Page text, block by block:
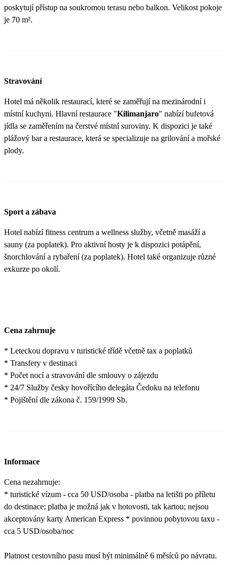
poskytují přístup na soukromou terasu nebo balkon. Velikost pokoje
je 70 m².
Stravování
Hotel má několik restaurací, které se zaměřují na mezinárodní i
místní kuchyni. Hlavní restaurace "Kilimanjaro" nabízí bufetová
jídla se zaměřením na čerstvé místní suroviny. K dispozici je také
plážový bar a restaurace, která se specializuje na grilování a mořské
plody.
Sport a zábava
Hotel nabízí fitness centrum a wellness služby, včetně masáží a
sauny (za poplatek). Pro aktivní hosty je k dispozici potápění,
šnorchlování a rybaření (za poplatek). Hotel také organizuje různé
exkurze po okolí.
Cena zahrnuje
* Leteckou dopravu v turistické třídě včetně tax a poplatků
* Transfery v destinaci
* Počet nocí a stravování dle smlouvy o zájezdu
* 24/7 Služby česky hovořícího delegáta Čedoku na telefonu
* Pojištění dle zákona č. 159/1999 Sb.
Informace
Cena nezahrnuje:
* turistické vízum - cca 50 USD/osoba - platba na letišti po příletu
do destinace; platba je možná jak v hotovosti, tak kartou; nejsou
akceptovány karty American Express * povinnou pobytovou taxu -
cca 5 USD/osoba/noc
Platnost cestovního pasu musí být minimálně 6 měsíců po návratu.